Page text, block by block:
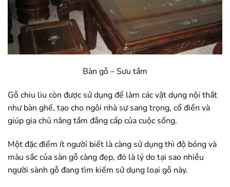
Bàn gỗ – Sưu tầm
Gỗ chiu liu còn được sử dụng để làm các vật dụng nội thất
như bàn ghế, tạo cho ngôi nhà sự sang trọng, cổ điển và
giúp gia chủ nâng tầm đẳng cấp của cuộc sống.
Một đặc điểm ít người biết là càng sử dụng thì độ bóng và
màu sắc của sàn gỗ càng đẹp, đó là lý do tại sao nhiều
người sành gỗ đang tìm kiếm sử dụng loại gỗ này.